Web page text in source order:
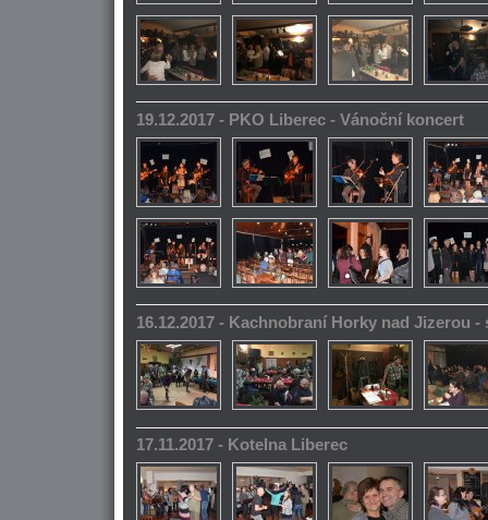
19.12.2017 - PKO Liberec - Vánoční koncert
16.12.2017 - Kachnobraní Horky nad Jizerou -
17.11.2017 - Kotelna Liberec